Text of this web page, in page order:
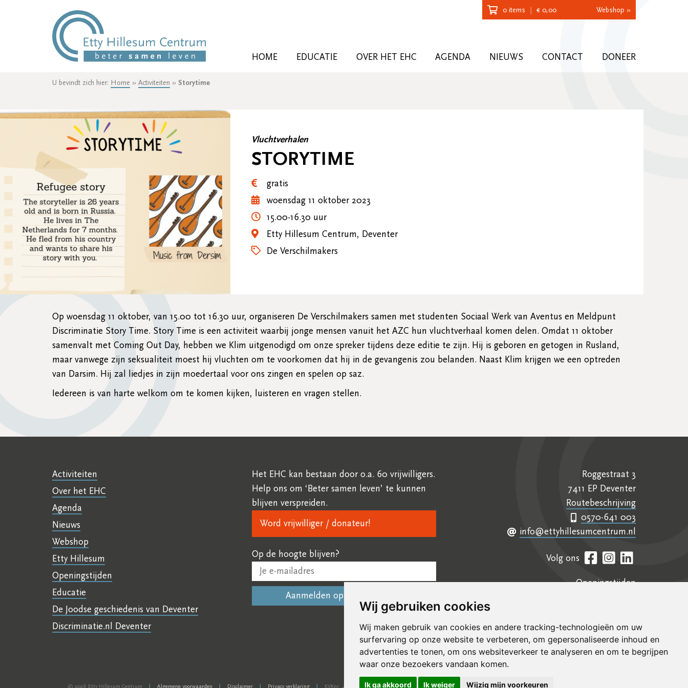
Wij gebruiken cookies
Wij maken gebruik van cookies en andere tracking-technologieën om uw
surfervaring op onze website te verbeteren, om gepersonaliseerde inhoud en
advertenties te tonen, om ons websiteverkeer te analyseren en om te begrijpen
waar onze bezoekers vandaan komen.
Ik ga akkoord Ik weiger Wijzig mijn voorkeuren
0 items € 0,00 Webshop »
HOME EDUCATIE OVER HET EHC AGENDA NIEUWS CONTACT DONEER
U bevindt zich hier: Home » Activiteiten » Storytime
Vluchtverhalen
STORYTIME
gratis
woensdag 11 oktober 2023
15.00-16.30 uur
Etty Hillesum Centrum, Deventer
De Verschilmakers
Op woensdag 11 oktober, van 15.00 tot 16.30 uur, organiseren De Verschilmakers samen met studenten Sociaal Werk van Aventus en Meldpunt
Discriminatie Story Time. Story Time is een activiteit waarbij jonge mensen vanuit het AZC hun vluchtverhaal komen delen. Omdat 11 oktober
samenvalt met Coming Out Day, hebben we Klim uitgenodigd om onze spreker tijdens deze editie te zijn. Hij is geboren en getogen in Rusland,
maar vanwege zijn seksualiteit moest hij vluchten om te voorkomen dat hij in de gevangenis zou belanden. Naast Klim krijgen we een optreden
van Darsim. Hij zal liedjes in zijn moedertaal voor ons zingen en spelen op saz.
Iedereen is van harte welkom om te komen kijken, luisteren en vragen stellen.
Activiteiten
Over het EHC
Agenda
Nieuws
Webshop
Etty Hillesum
Openingstijden
Educatie
De Joodse geschiedenis van Deventer
Discriminatie.nl Deventer
Het EHC kan bestaan door o.a. 60 vrijwilligers.
Help ons om ‘Beter samen leven’ te kunnen
blijven verspreiden.
Word vrijwilliger / donateur!
Op de hoogte blijven?
Roggestraat 3
7411 EP Deventer
Routebeschrijving
0570-641 003
info@ettyhillesumcentrum.nl
Volg ons
Openingstijden
Colofon
© 2026 Etty Hillesum Centrum Algemene voorwaarden Disclaimer Privacy verklaring KVKnr: 41245266 | NL 07 INGB 0006 6761 13 | Grafisch ontwerpVRMGVR | Technische realisatie